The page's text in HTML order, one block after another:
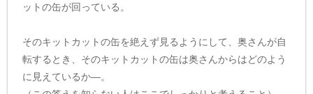
ットの缶が回っている。
そのキットカットの缶を絶えず見るようにして、奥さんが自
転するとき、そのキットカットの缶は奥さんからはどのよう
に見えているか―。